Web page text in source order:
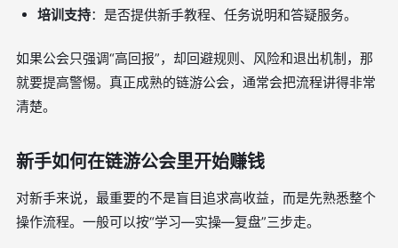
培训支持：是否提供新手教程、任务说明和答疑服务。
如果公会只强调“高回报”，却回避规则、风险和退出机制，那
就要提高警惕。真正成熟的链游公会，通常会把流程讲得非常
清楚。
新手如何在链游公会里开始赚钱
对新手来说，最重要的不是盲目追求高收益，而是先熟悉整个
操作流程。一般可以按“学习—实操—复盘”三步走。